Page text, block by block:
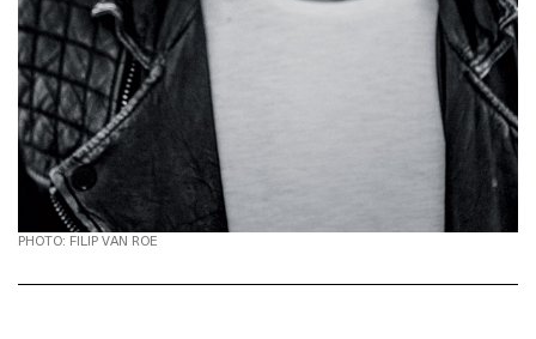
PHOTO: FILIP VAN ROE